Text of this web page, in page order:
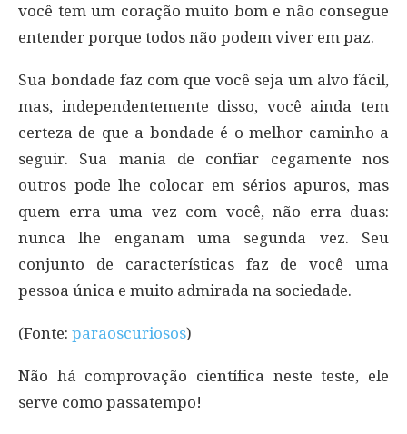
você tem um coração muito bom e não consegue
entender porque todos não podem viver em paz.
Sua bondade faz com que você seja um alvo fácil,
mas, independentemente disso, você ainda tem
certeza de que a bondade é o melhor caminho a
seguir. Sua mania de confiar cegamente nos
outros pode lhe colocar em sérios apuros, mas
quem erra uma vez com você, não erra duas:
nunca lhe enganam uma segunda vez. Seu
conjunto de características faz de você uma
pessoa única e muito admirada na sociedade.
(Fonte: paraoscuriosos)
Não há comprovação científica neste teste, ele
serve como passatempo!